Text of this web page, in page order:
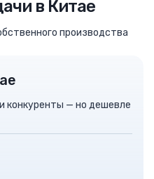
в Китае
производства
конкуренты — но дешевле